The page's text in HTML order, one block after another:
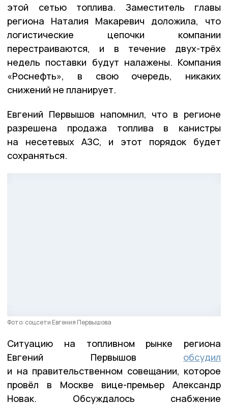
этой сетью топлива. Заместитель главы
региона Наталия Макаревич доложила, что
логистические цепочки компании
перестраиваются, и в течение двух-трёх
недель поставки будут налажены. Компания
«Роснефть», в свою очередь, никаких
снижений не планирует.
Евгений Первышов напомнил, что в регионе
разрешена продажа топлива в канистры
на несетевых АЗС, и этот порядок будет
сохраняться.
Фото: соцсети Евгения Первышова
Ситуацию на топливном рынке региона
Евгений Первышов обсудил
и на правительственном совещании, которое
провёл в Москве вице-премьер Александр
Новак. Обсуждалось снабжение